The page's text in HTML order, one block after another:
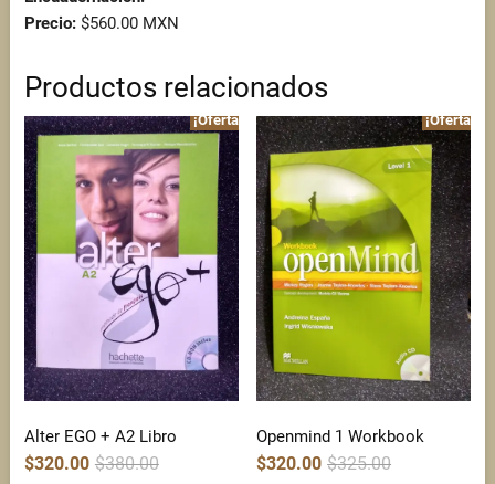
Precio:$560.00 MXN
Productos relacionados
¡Oferta!
Alter EGO + A2 Libro
$380.00Original
$320.00
Current
¡Oferta!
Openmind 1 Workbook
$325.00Original
$320.00
Current